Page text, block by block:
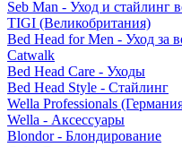
Seb Man - Уход и стайлинг
TIGI (Великобритания)
Bed Head for Men - Уход за
Catwalk
Bed Head Care - Уходы
Bed Head Style - Стайлинг
Wella Professionals
Wella - Аксессуары
Blondor - Блондирование